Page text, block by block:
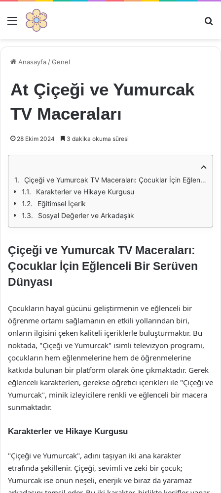
Menü
Anasayfa /Genel
At Çiçeği ve Yumurcak
TV Maceraları
28 Ekim 2024 3 dakika okuma süresi
Çiçeği ve Yumurcak TV Maceraları: Çocuklar İçin Eğlenceli Bir Serüven Dünyası
Karakterler ve Hikaye Kurgusu
Eğitimsel İçerik
Sosyal Değerler ve Arkadaşlık
Çiçeği ve Yumurcak TV Maceraları:
Çocuklar İçin Eğlenceli Bir Serüven
Dünyası
Çocukların hayal gücünü geliştirmenin ve eğlenceli bir
öğrenme ortamı sağlamanın en etkili yollarından biri,
onların ilgisini çeken kaliteli içeriklerle buluşturmaktır. Bu
noktada, "Çiçeği ve Yumurcak" isimli televizyon programı,
çocukların hem eğlenmelerine hem de öğrenmelerine
katkıda bulunan bir platform olarak öne çıkmaktadır. Gerek
eğlenceli karakterleri, gerekse öğretici içerikleri ile "Çiçeği ve
Yumurcak", minik izleyicilere renkli ve eğlenceli bir macera
sunmaktadır.
Karakterler ve Hikaye Kurgusu
"Çiçeği ve Yumurcak", adını taşıyan iki ana karakter
etrafında şekillenir. Çiçeği, sevimli ve zeki bir çocuk;
Yumurcak ise onun neşeli, enerjik ve biraz da yaramaz